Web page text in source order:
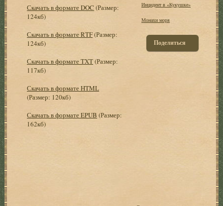
Скачать в формате DOC (Размер:
124кб)
Скачать в формате RTF(Размер:
124кб)
Скачать в формате TXT(Размер:
117кб)
Скачать в формате HTML
(Размер: 120кб)
Скачать в формате EPUB (Размер:
162кб)
Инцидент в «Кукушке»
Монахи моря
Поделиться